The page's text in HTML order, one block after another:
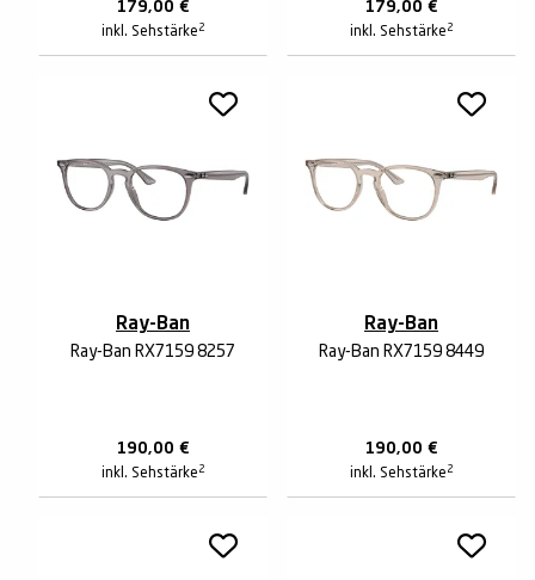
179,00 €
inkl. Sehstärke 2
179,00 €
inkl. Sehstärke 2
Ray-Ban
Ray-Ban RX7159 8257
190,00 €
inkl. Sehstärke 2
Ray-Ban
Ray-Ban RX7159 8449
190,00 €
inkl. Sehstärke 2